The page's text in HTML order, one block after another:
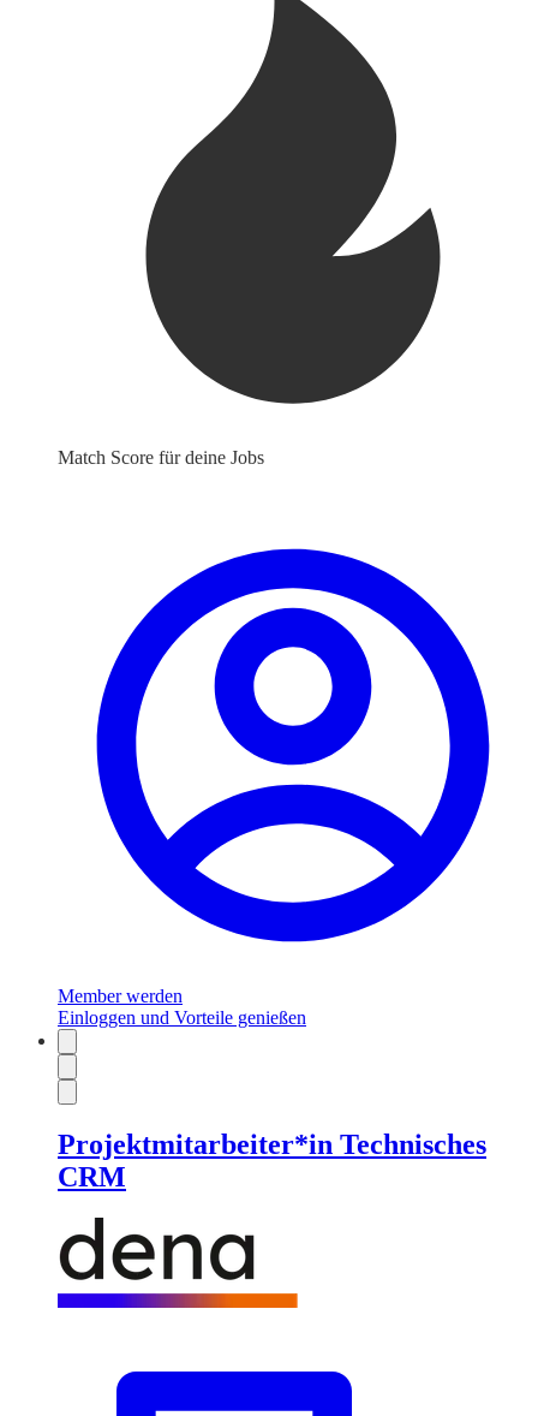
Match Score für deine Jobs
Member werden
Einloggen und Vorteile genießen
Projektmitarbeiter*in Technisches
CRM